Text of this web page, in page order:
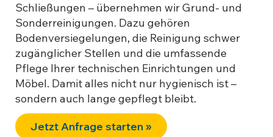
Schließungen – übernehmen wir Grund- und
Sonderreinigungen. Dazu gehören
Bodenversiegelungen, die Reinigung schwer
zugänglicher Stellen und die umfassende
Pflege Ihrer technischen Einrichtungen und
Möbel. Damit alles nicht nur hygienisch ist –
sondern auch lange gepflegt bleibt.
Jetzt Anfrage starten »